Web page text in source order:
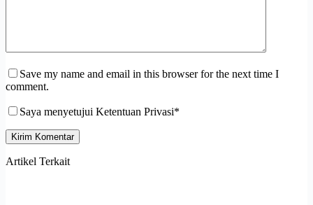
Save my name and email in this browser for the next time I
comment.
Saya menyetujui Ketentuan Privasi*
Kirim Komentar
Artikel Terkait